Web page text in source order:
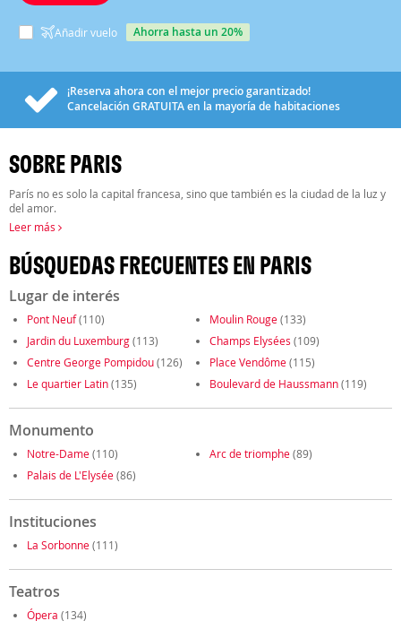
Añadir vuelo ahorra hasta un 20%
¡Reserva ahora con el mejor precio garantizado!
Cancelación GRATUITAen la mayoría de habitaciones
SOBRE PARIS
París no es solo la capital francesa, sino que también es la ciudad de la luz y
del amor.
Leer más
BÚSQUEDAS FRECUENTES EN PARIS
Lugar de interés
Pont Neuf(110) Moulin Rouge(133)
Jardin du Luxemburg(113) Champs Elysées (109)
Centre George Pompidou(126) Place Vendôme(115)
Le quartier Latin(135) Boulevard de Haussmann(119)
Monumento
Notre-Dame(110) Arc de triomphe(89)
Palais de L'Elysée(86)
Instituciones
La Sorbonne(111)
Teatros
Ópera (134)